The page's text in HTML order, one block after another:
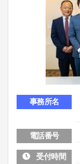
事務所名
電話番号
受付時間